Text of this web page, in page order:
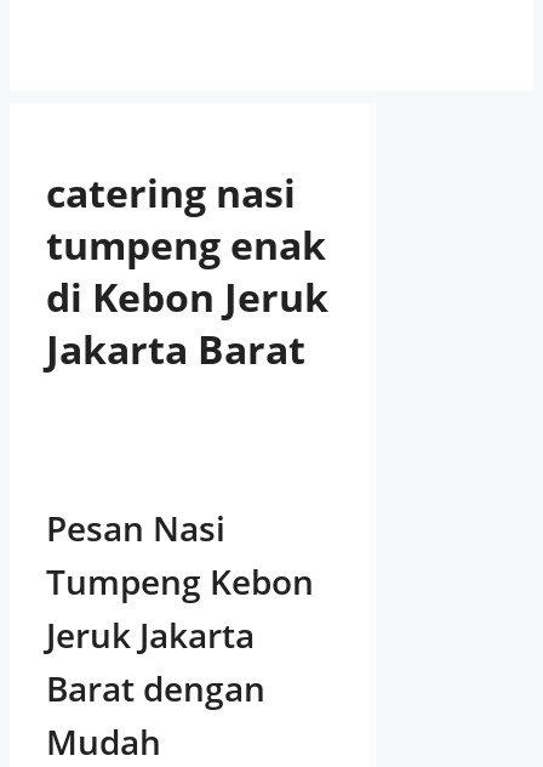
catering nasi
tumpeng enak
di Kebon Jeruk
Jakarta Barat
Pesan Nasi
Tumpeng Kebon
Jeruk Jakarta
Barat dengan
Mudah